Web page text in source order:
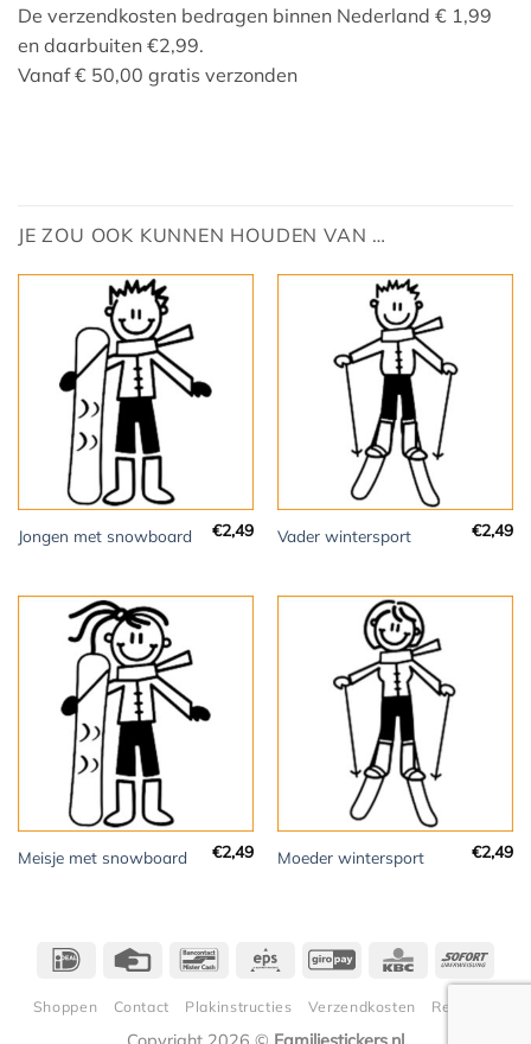
De verzendkosten bedragen binnen Nederland € 1,99
en daarbuiten €2,99.
Vanaf € 50,00 gratis verzonden
JE ZOU OOK KUNNEN HOUDEN VAN …
Jongen met snowboard €2,49 Vader wintersport €2,49
Meisje met snowboard €2,49 Moeder wintersport €2,49
IDeal
Credit
Bancontact
Eps GiroPay KBC
Shoppen Contact Plakinstructies Verzendkosten Retouren